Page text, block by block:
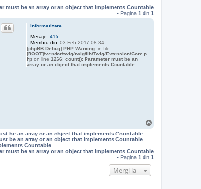
must be an array or an object that implements Countable
• Pagina 1 din 1
informatizare
Mesaje: 415
Membru din: 03 Feb 2017 08:34
[phpBB Debug] PHP Warning: in file
[ROOT]/vendor/twig/twig/lib/Twig/Extension/Core.p
hpon line 1266: count(): Parameter must be an
array or an object that implements Countable
be an array or an object that implements Countable
be an array or an object that implements Countable
Countable
must be an array or an object that implements Countable
• Pagina 1 din 1
Mergi la